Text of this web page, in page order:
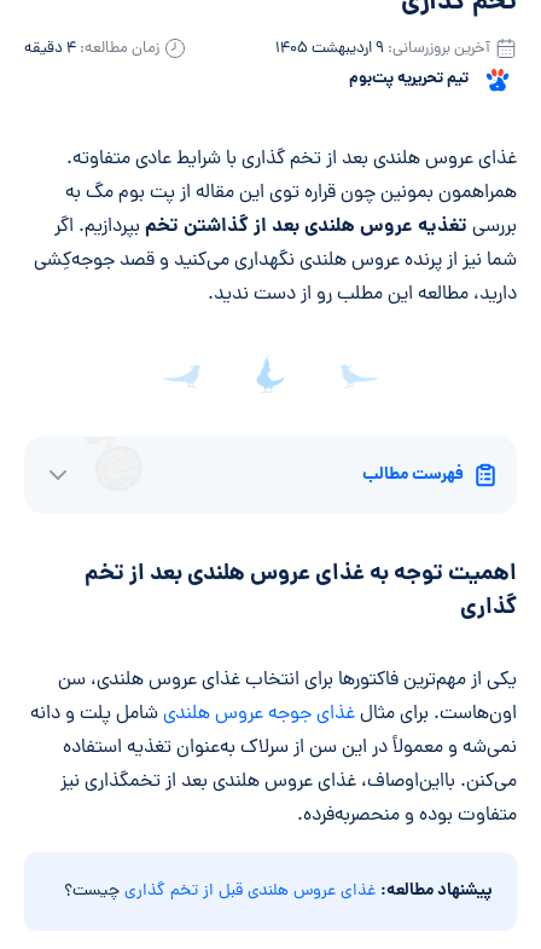
تیم تحریریه پت‌بوم
آخرین بروزرسانی: ۹ اردیبهشت ۱۴۰۵ زمان مطالعه: ۴ دقیقه
خلاصه مقاله
غذای عروس هلندی بعد از تخم گذاری با شرایط عادی متفاوته.
همراهمون بمونین چون قراره توی این مقاله از پت بوم مگ به
بررسی تغذیه عروس هلندی بعد از گذاشتن تخم بپردازیم. اگر
شما نیز از پرنده عروس هلندی نگهداری می‌کنید و قصد جوجه‌کِشی
دارید، مطالعه این مطلب رو از دست ندید.
فهرست مطالب
اهمیت توجه به غذای عروس هلندی بعد از تخم
گذاری
یکی از مهم‌ترین فاکتورها برای انتخاب غذای عروس هلندی، سن
اون‌هاست. برای مثالغذای جوجه عروس هلندیشامل پلت و دانه
نمی‌شه و معمولاً در این سن از سرلاک به‌عنوان تغذیه استفاده
می‌کنن. بااین‌اوصاف، غذای عروس هلندی بعد از تخمگذاری نیز
متفاوت بوده و منحصربه‌فرده.
پیشنهاد مطالعه: غذای عروس هلندی قبل از تخم گذاریچیست؟